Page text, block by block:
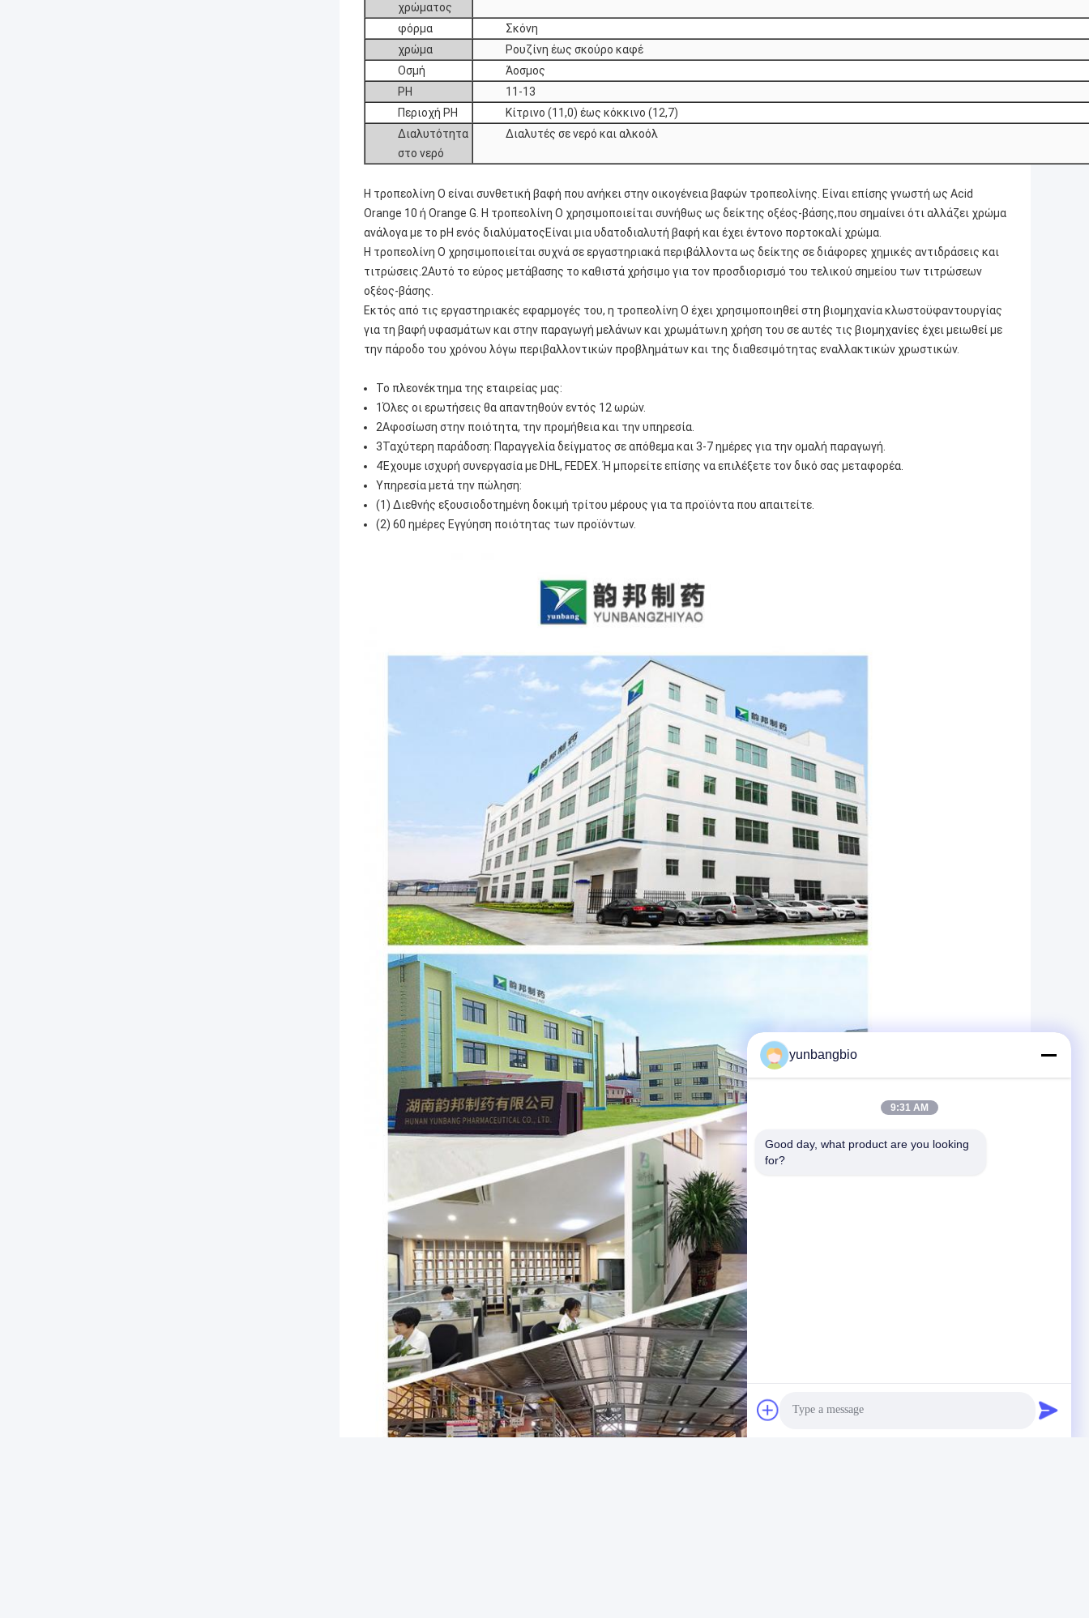
χρώματος
φόρμα
Σκόνη
χρώμα
Ρουζίνη έως σκούρο καφέ
Οσμή
Άοσμος
PH
11-13
Περιοχή PH
Κίτρινο (11,0) έως κόκκινο (12,7)
Διαλυτότητα
στο νερό
Διαλυτές σε νερό και αλκοόλ
Η τροπεολίνη O είναι συνθετική βαφή που ανήκει στην οικογένεια βαφών τροπεολίνης. Είναι επίσης γνωστή ως Acid
Orange 10 ή Orange G. Η τροπεολίνη O χρησιμοποιείται συνήθως ως δείκτης οξέος-βάσης,που σημαίνει ότι αλλάζει χρώμα
ανάλογα με το pH ενός διαλύματοςΕίναι μια υδατοδιαλυτή βαφή και έχει έντονο πορτοκαλί χρώμα.
Η τροπεολίνη O χρησιμοποιείται συχνά σε εργαστηριακά περιβάλλοντα ως δείκτης σε διάφορες χημικές αντιδράσεις και
τιτρώσεις.2Αυτό το εύρος μετάβασης το καθιστά χρήσιμο για τον προσδιορισμό του τελικού σημείου των τιτρώσεων
οξέος-βάσης.
Εκτός από τις εργαστηριακές εφαρμογές του, η τροπεολίνη O έχει χρησιμοποιηθεί στη βιομηχανία κλωστοϋφαντουργίας
για τη βαφή υφασμάτων και στην παραγωγή μελάνων και χρωμάτων.η χρήση του σε αυτές τις βιομηχανίες έχει μειωθεί με
την πάροδο του χρόνου λόγω περιβαλλοντικών προβλημάτων και της διαθεσιμότητας εναλλακτικών χρωστικών.
Το πλεονέκτημα της εταιρείας μας:
1Όλες οι ερωτήσεις θα απαντηθούν εντός 12 ωρών.
2Αφοσίωση στην ποιότητα, την προμήθεια και την υπηρεσία.
3Ταχύτερη παράδοση: Παραγγελία δείγματος σε απόθεμα και 3-7 ημέρες για την ομαλή παραγωγή.
4Έχουμε ισχυρή συνεργασία με DHL, FEDEX. Ή μπορείτε επίσης να επιλέξετε τον δικό σας μεταφορέα.
Υπηρεσία μετά την πώληση:
(1) Διεθνής εξουσιοδοτημένη δοκιμή τρίτου μέρους για τα προϊόντα που απαιτείτε.
(2) 60 ημέρες Εγγύηση ποιότητας των προϊόντων.
yunbangbio
9:31 AM
Good day, what product are you looking
for?